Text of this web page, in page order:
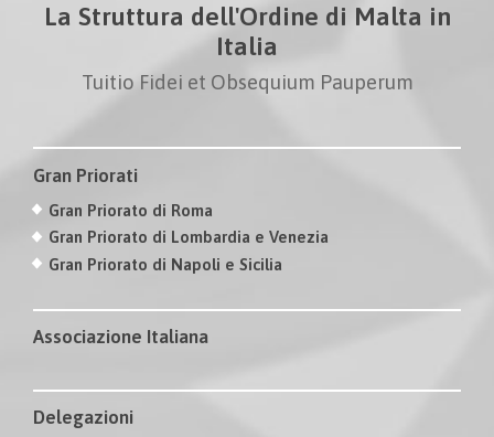
La Struttura dell'Ordine di Malta in
Italia
Tuitio Fidei et Obsequium Pauperum
Gran Priorati
Gran Priorato di Roma
Gran Priorato di Lombardia e Venezia
Gran Priorato di Napoli e Sicilia
Associazione Italiana
Delegazioni